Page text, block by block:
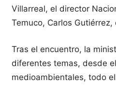
Villarreal, el director
Temuco, Carlos
Tras el encuentro, la
diferentes temas, desde
medioambientales, todo